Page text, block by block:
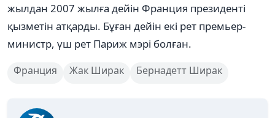
жылдан 2007 жылға дейін Франция президенті
қызметін атқарды. Бұған дейін екі рет премьер-
министр, үш рет Париж мэрі болған.
Франция Жак Ширак Бернадетт Ширак